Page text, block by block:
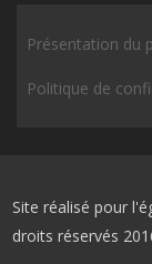
Présentation du
Politique de
Site réalisé pour
droits réservés